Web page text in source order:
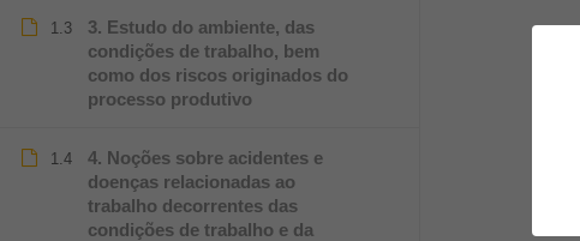
1.3
3. Estudo do ambiente, das
condições de trabalho, bem
como dos riscos originados do
processo produtivo
1.4
4. Noções sobre acidentes e
doenças relacionadas ao
trabalho decorrentes das
condições de trabalho e da